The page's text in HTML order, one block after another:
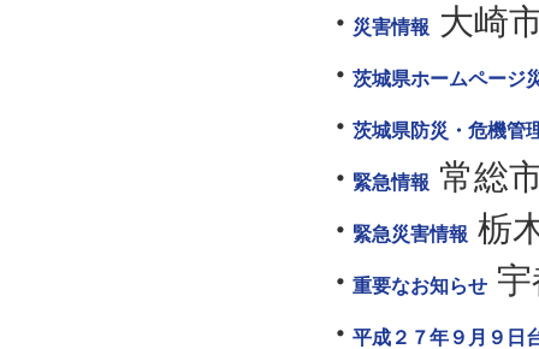
災害情報 大崎
茨城県ホームページ
茨城県防災・危機管
緊急情報 常総
緊急災害情報 栃
重要なお知らせ
平成２７年９月９日